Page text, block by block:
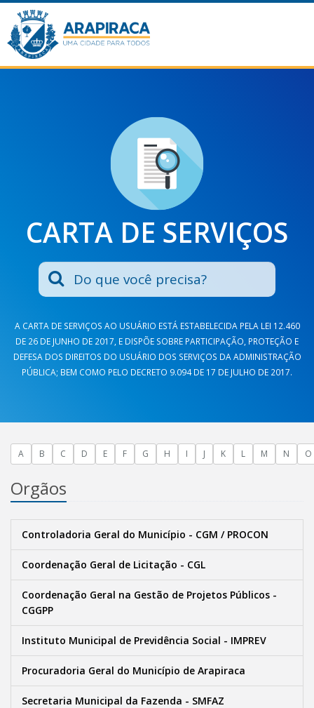
CARTA DE SERVIÇOS
A CARTA DE SERVIÇOS AO USUÁRIO ESTÁ ESTABELECIDA PELA LEI 12.460
DE 26 DE JUNHO DE 2017, E DISPÕE SOBRE PARTICIPAÇÃO, PROTEÇÃO E
DEFESA DOS DIREITOS DO USUÁRIO DOS SERVIÇOS DA ADMINISTRAÇÃO
PÚBLICA; BEM COMO PELO DECRETO 9.094 DE 17 DE JULHO DE 2017.
A B C D E F G H I J K L M N O
Orgãos
Controladoria Geral do Município - CGM / PROCON
Coordenação Geral de Licitação - CGL
Coordenação Geral na Gestão de Projetos Públicos -
CGGPP
Instituto Municipal de Previdência Social - IMPREV
Procuradoria Geral do Município de Arapiraca
Secretaria Municipal da Fazenda - SMFAZ